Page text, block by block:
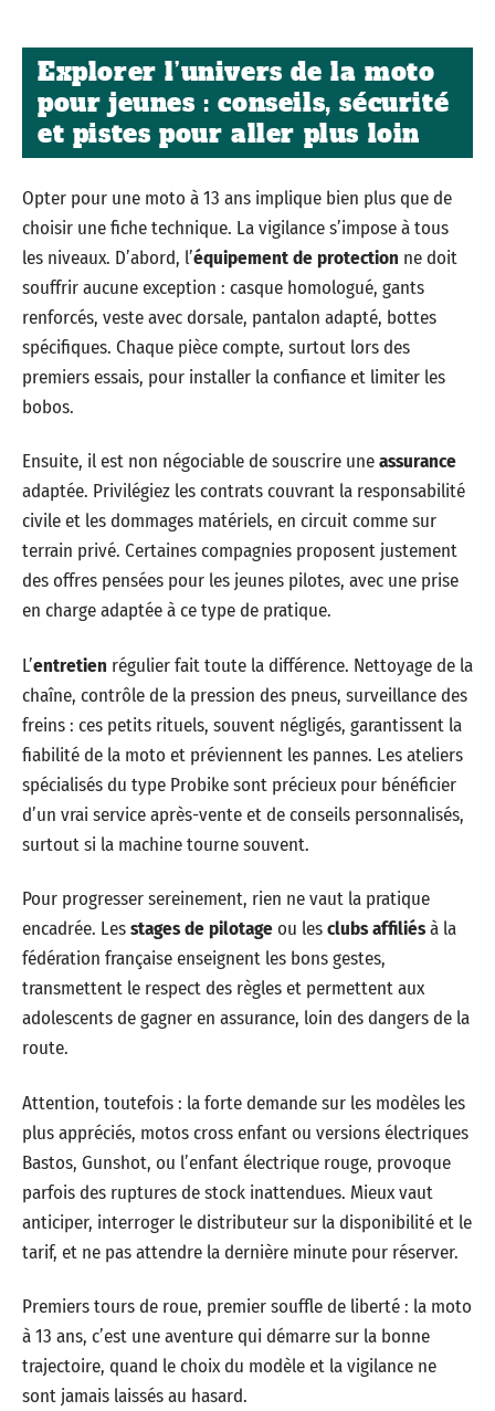
Explorer l’univers de la moto
pour jeunes : conseils, sécurité
et pistes pour aller plus loin
Opter pour une moto à 13 ans implique bien plus que de
choisir une fiche technique. La vigilance s’impose à tous
les niveaux. D’abord, l’équipement de protection ne doit
souffrir aucune exception : casque homologué, gants
renforcés, veste avec dorsale, pantalon adapté, bottes
spécifiques. Chaque pièce compte, surtout lors des
premiers essais, pour installer la confiance et limiter les
bobos.
Ensuite, il est non négociable de souscrire uneassurance
adaptée. Privilégiez les contrats couvrant la responsabilité
civile et les dommages matériels, en circuit comme sur
terrain privé. Certaines compagnies proposent justement
des offres pensées pour les jeunes pilotes, avec une prise
en charge adaptée à ce type de pratique.
L’entretien régulier fait toute la différence. Nettoyage de la
chaîne, contrôle de la pression des pneus, surveillance des
freins : ces petits rituels, souvent négligés, garantissent la
fiabilité de la moto et préviennent les pannes. Les ateliers
spécialisés du type Probike sont précieux pour bénéficier
d’un vrai service après-vente et de conseils personnalisés,
surtout si la machine tourne souvent.
Pour progresser sereinement, rien ne vaut la pratique
encadrée. Lesstages de pilotageou lesclubs affiliésà la
fédération française enseignent les bons gestes,
transmettent le respect des règles et permettent aux
adolescents de gagner en assurance, loin des dangers de la
route.
Attention, toutefois : la forte demande sur les modèles les
plus appréciés, motos cross enfant ou versions électriques
Bastos, Gunshot, ou l’enfant électrique rouge, provoque
parfois des ruptures de stock inattendues. Mieux vaut
anticiper, interroger le distributeur sur la disponibilité et le
tarif, et ne pas attendre la dernière minute pour réserver.
Premiers tours de roue, premier souffle de liberté : la moto
à 13 ans, c’est une aventure qui démarre sur la bonne
trajectoire, quand le choix du modèle et la vigilance ne
sont jamais laissés au hasard.